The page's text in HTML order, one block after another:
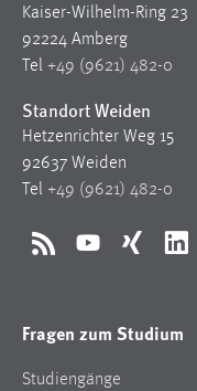
Kaiser-Wilhelm-Ring 23
92224 Amberg
Tel +49 (9621) 482-0
Standort Weiden
Hetzenrichter Weg 15
92637 Weiden
Tel +49 (9621) 482-0
RSS YouTubeXing
Fragen zum Studium
Studiengänge